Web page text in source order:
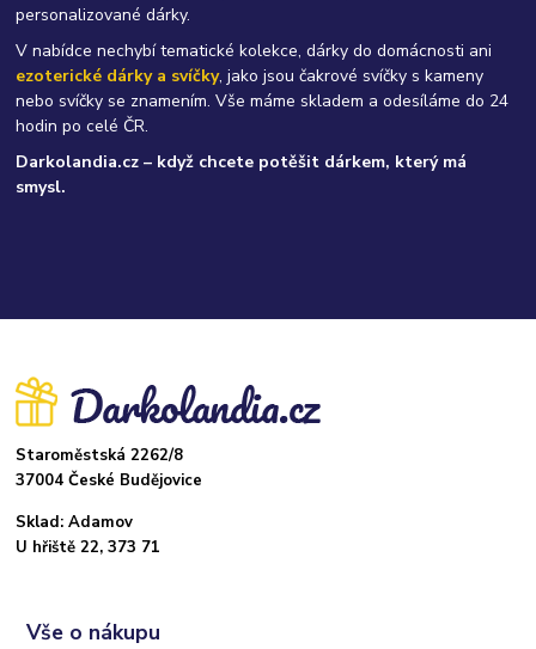
personalizované dárky.
V nabídce nechybí tematické kolekce, dárky do domácnosti ani
ezoterické dárky a svíčky, jako jsou čakrové svíčky s kameny
nebo svíčky se znamením. Vše máme skladem a odesíláme do 24
hodin po celé ČR.
Darkolandia.cz – když chcete potěšit dárkem, který má
smysl.
Staroměstská 2262/8
37004 České Budějovice
Sklad: Adamov
U hřiště 22, 373 71
Vše o nákupu